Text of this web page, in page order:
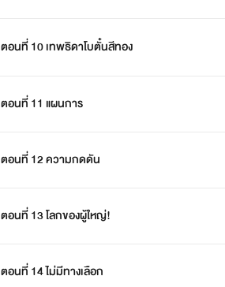
ตอนที่ 10 เทพธิดาโบตั๋นสีทอง
ตอนที่ 11 แผนการ
ตอนที่ 12 ความกดดัน
ตอนที่ 13 โลกของผู้ใหญ่!
ตอนที่ 14 ไม่มีทางเลือก